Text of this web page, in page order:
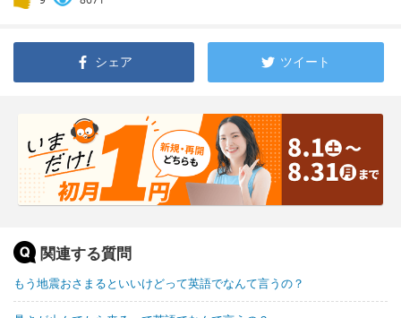
シェア ツイート
関連する質問
もう地震おさまるといいけどって英語でなんて言うの？